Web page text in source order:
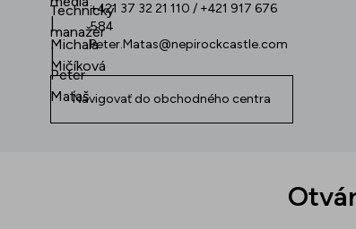
+421 37 32 21 110 / +421 917 676
584
Peter.Matas@nepirockcastle.com
Navigovať do obchodného centra